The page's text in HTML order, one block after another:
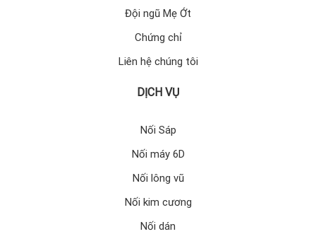
Đội ngũ Mẹ Ớt
Chứng chỉ
Liên hệ chúng tôi
DỊCH VỤ
Nối Sáp
Nối máy 6D
Nối lông vũ
Nối kim cương
Nối dán